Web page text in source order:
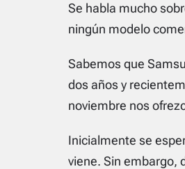
Se habla mucho
ningún modelo
Sabemos que
dos años y
noviembre nos
Inicialmente se
viene. Sin embargo,